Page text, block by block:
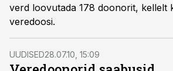
verd loovutada 178 doonorit, kellelt
veredoosi.
UUDISED28.07.10, 15:09